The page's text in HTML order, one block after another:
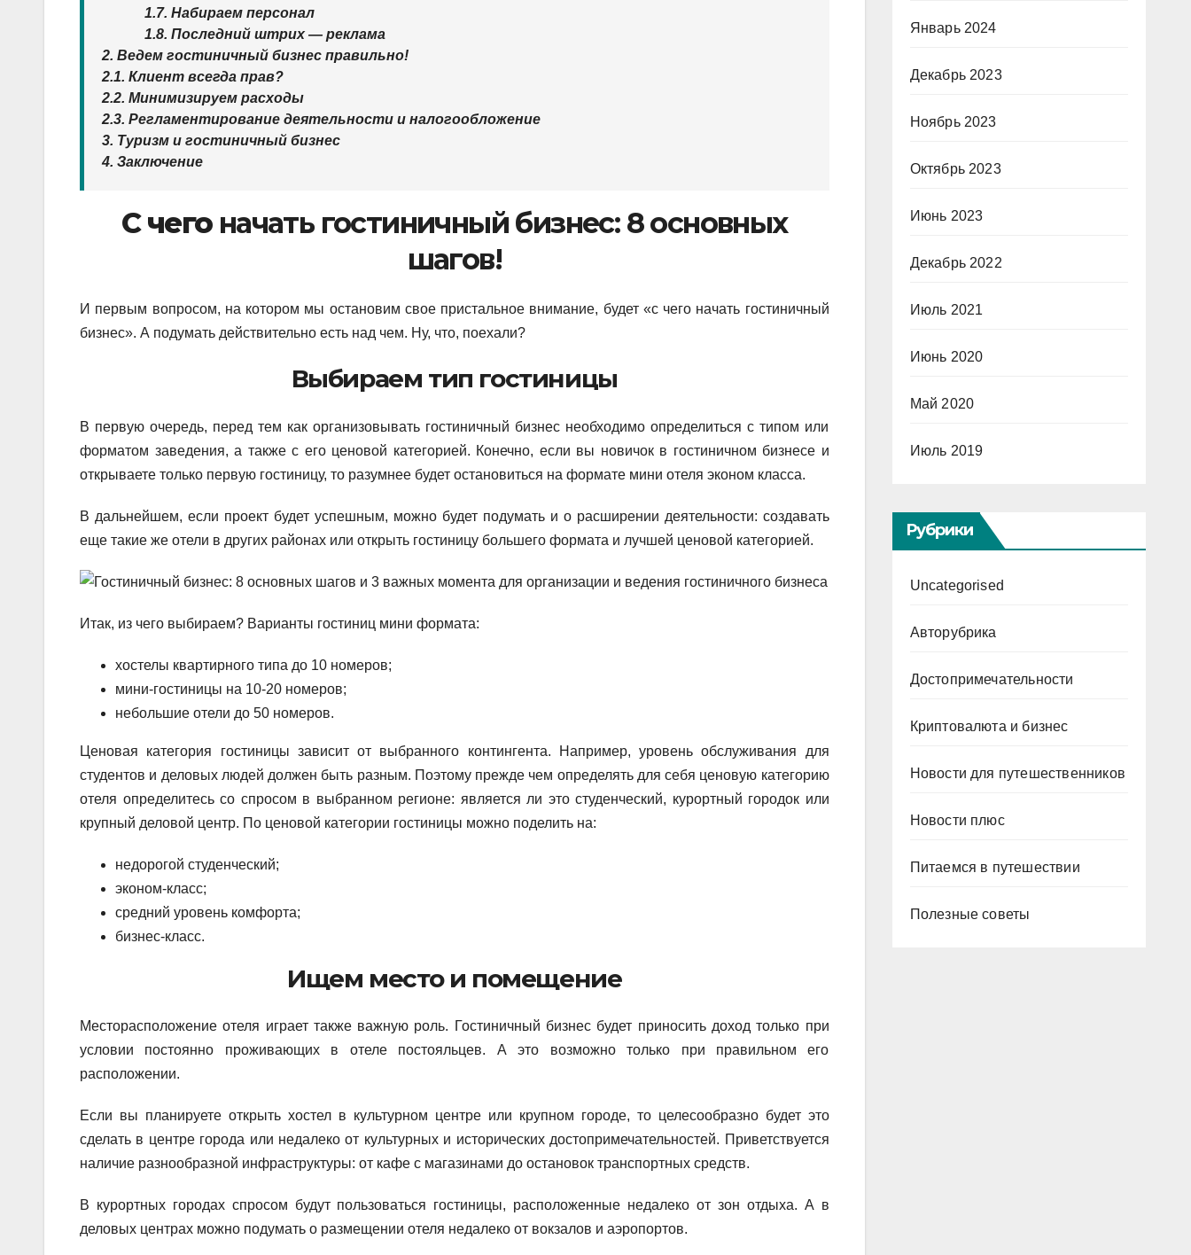
1.7. Набираем персонал
1.8. Последний штрих — реклама
2. Ведем гостиничный бизнес правильно!
2.1. Клиент всегда прав?
2.2. Минимизируем расходы
2.3. Регламентирование деятельности и налогообложение
3. Туризм и гостиничный бизнес
4. Заключение
С чегоначать гостиничный бизнес: 8 основных
шагов!
И первым вопросом, на котором мы остановим свое пристальное внимание, будет «с чего начать гостиничный
бизнес». А подумать действительно есть над чем. Ну, что, поехали?
Выбираем тип гостиницы
В первую очередь, перед тем как организовывать гостиничный бизнес необходимо определиться с типом или
форматом заведения, а также с его ценовой категорией. Конечно, если вы новичок в гостиничном бизнесе и
открываете только первую гостиницу, то разумнее будет остановиться на формате мини отеля эконом класса.
В дальнейшем, если проект будет успешным, можно будет подумать и о расширении деятельности: создавать
еще такие же отели в других районах или открыть гостиницу большего формата и лучшей ценовой категорией.
Итак, из чего выбираем? Варианты гостиниц мини формата:
хостелы квартирного типа до 10 номеров;
мини-гостиницы на 10-20 номеров;
небольшие отели до 50 номеров.
Ценовая категория гостиницы зависит от выбранного контингента. Например, уровень обслуживания для
студентов и деловых людей должен быть разным. Поэтому прежде чем определять для себя ценовую категорию
отеля определитесь со спросом в выбранном регионе: является ли это студенческий, курортный городок или
крупный деловой центр. По ценовой категории гостиницы можно поделить на:
недорогой студенческий;
эконом-класс;
средний уровень комфорта;
бизнес-класс.
Ищем место и помещение
Месторасположение отеля играет также важную роль. Гостиничный бизнес будет приносить доход только при
условии постоянно проживающих в отеле постояльцев. А это возможно только при правильном его
расположении.
Если вы планируете открыть хостел в культурном центре или крупном городе, то целесообразно будет это
сделать в центре города или недалеко от культурных и исторических достопримечательностей. Приветствуется
наличие разнообразной инфраструктуры: от кафе с магазинами до остановок транспортных средств.
В курортных городах спросом будут пользоваться гостиницы, расположенные недалеко от зон отдыха. А в
деловых центрах можно подумать о размещении отеля недалеко от вокзалов и аэропортов.
Январь 2024
Декабрь 2023
Ноябрь 2023
Октябрь 2023
Июнь 2023
Декабрь 2022
Июль 2021
Июнь 2020
Май 2020
Июль 2019
Рубрики
Uncategorised
Авторубрика
Достопримечательности
Криптовалюта и бизнес
Новости для путешественников
Новости плюс
Питаемся в путешествии
Полезные советы